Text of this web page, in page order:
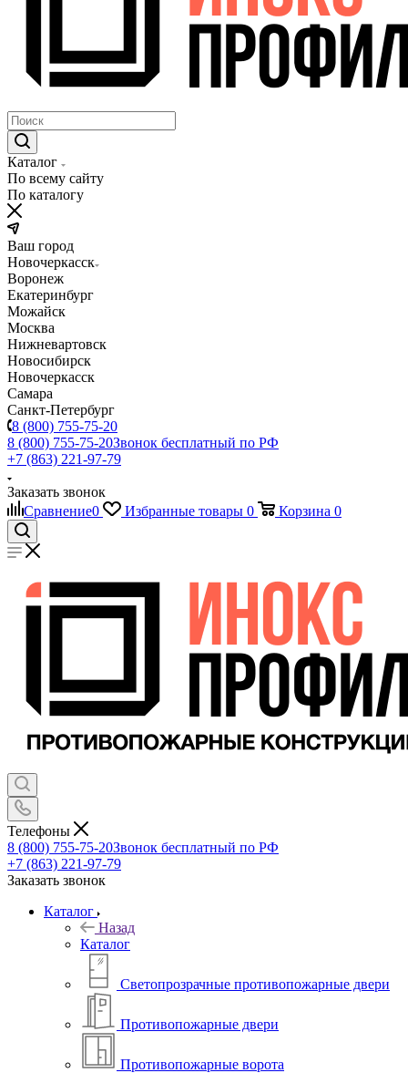
Каталог
По всему сайту
По каталогу
Ваш город
Новочеркасск
Воронеж
Екатеринбург
Можайск
Москва
Нижневартовск
Новосибирск
Новочеркасск
Самара
Санкт-Петербург
8 (800) 755-75-20
8 (800) 755-75-20Звонок бесплатный по РФ
+7 (863) 221-97-79
Заказать звонок
Сравнение0 Избранные товары 0 Корзина 0
Телефоны
8 (800) 755-75-20Звонок бесплатный по РФ
+7 (863) 221-97-79
Заказать звонок
Каталог
Назад
Каталог
Светопрозрачные противопожарные двери
Противопожарные двери
Противопожарные ворота